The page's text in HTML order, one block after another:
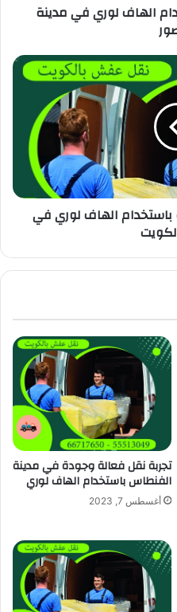
الهاف لوري في مدينة
الهاف لوري في
تجربة نقل فعالة وجودة في مدينة
الفنطاس باستخدام الهاف لوري
أغسطس 7, 2023